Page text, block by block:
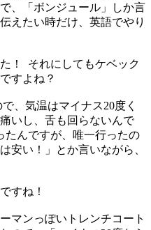
、「ボンジュール」しか言
えたい時だけ、英語でやり
！ それにしてもケベック
すよね？
、気温はマイナス20度く
いし、舌も回らないんで
たんですが、唯一行ったの
安い！」とか言いながら、
すね！
マンっぽいトレンチコート